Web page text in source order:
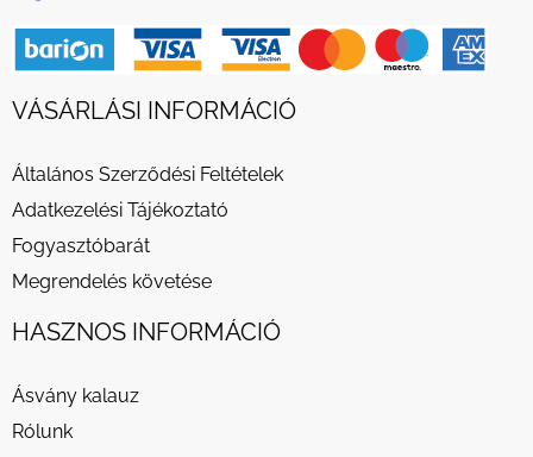
VÁSÁRLÁSI INFORMÁCIÓ
Általános Szerződési Feltételek
Adatkezelési Tájékoztató
Fogyasztóbarát
Megrendelés követése
HASZNOS INFORMÁCIÓ
Ásvány kalauz
Rólunk